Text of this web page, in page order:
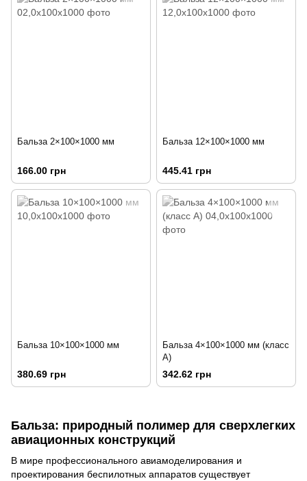
Бальза 2×100×1000 мм
166.00 грн
Бальза 12×100×1000 мм
445.41 грн
Бальза 10×100×1000 мм
380.69 грн
Бальза 4×100×1000 мм (класс
А)
342.62 грн
Бальза: природный полимер для сверхлегких
авиационных конструкций
В мире профессионального авиамоделирования и
проектирования беспилотных аппаратов существует